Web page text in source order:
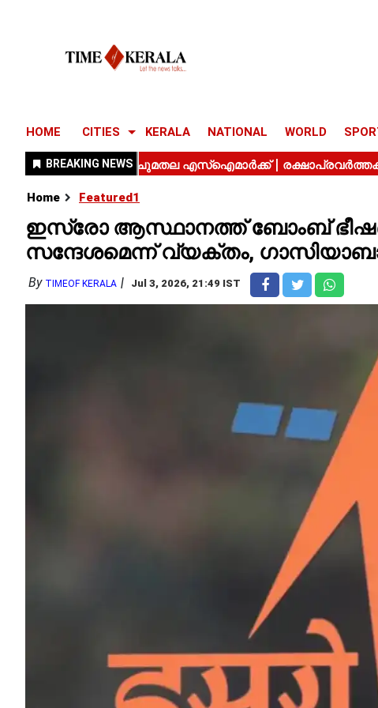
HOME CITIES KERALA NATIONAL WORLD
Home Featured1
ഇസ്രോ ആസ്ഥാനത്ത് ബോംബ്
സന്ദേശമെന്ന് വ്യക്തം,
By TIMEOF KERALA Jul 3, 2026, 21:49 IST